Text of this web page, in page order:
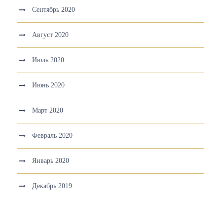
Сентябрь 2020
Август 2020
Июль 2020
Июнь 2020
Март 2020
Февраль 2020
Январь 2020
Декабрь 2019